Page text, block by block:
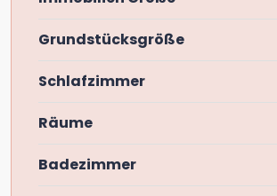
Grundstücksgröße
Schlafzimmer
Räume
Badezimmer